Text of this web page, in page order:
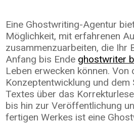
Eine Ghostwriting-Agentur
Möglichkeit, mit erfahrenen
zusammenzuarbeiten, die Ihr
Anfang bis Ende ghostwriter
Leben erwecken können. Von
Konzeptentwicklung und dem
Textes über das
bis hin zur Veröffentlichung
fertigen Werkes ist eine